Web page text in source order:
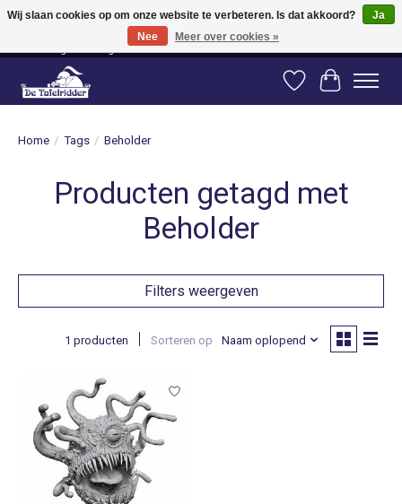
Vanaf 80 euro gratis verzending binnen Nederland! Vanaf 100 euro gratis
verzending naar België en Duitsland!
Verlanglijst
Home / Tags / Beholder
Producten getagd met
Beholder
Filters weergeven
1 producten Sorteren op Naam oplopend
Wij slaan cookies op om onze website te verbeteren. Is dat akkoord?
Ja
Nee
Meer over cookies »